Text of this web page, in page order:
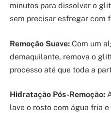
minutos para dissolver o
sem precisar esfregar com
Remoção Suave: Com um
demaquilante, remova o
processo até que toda a
Hidratação Pós-Remoção:
lave o rosto com água fria